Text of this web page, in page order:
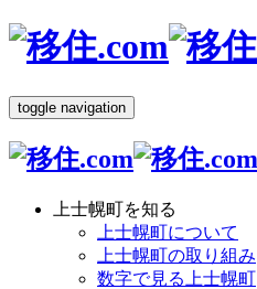
toggle navigation
上士幌町を知る
上士幌町について
上士幌町の取り組み
数字で見る上士幌町